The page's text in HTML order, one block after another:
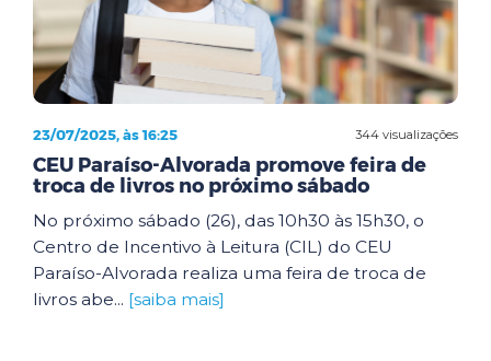
344 visualizações
23/07/2025, às 16:25
CEU Paraíso-Alvorada promove feira de
troca de livros no próximo sábado
No próximo sábado (26), das 10h30 às 15h30, o
Centro de Incentivo à Leitura (CIL) do CEU
Paraíso-Alvorada realiza uma feira de troca de
livros abe... [saiba mais]